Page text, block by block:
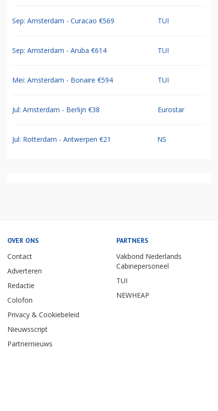
Sep: Amsterdam - Curacao €569 TUI
Sep: Amsterdam - Aruba €614 TUI
Mei: Amsterdam - Bonaire €594 TUI
Jul: Amsterdam - Berlijn €38 Eurostar
Jul: Rotterdam - Antwerpen €21 NS
OVER ONS
Contact
Adverteren
Redactie
Colofon
Privacy & Cookiebeleid
Nieuwsscript
Partnernieuws
PARTNERS
Vakbond Nederlands
Cabinepersoneel
TUI
NEWHEAP